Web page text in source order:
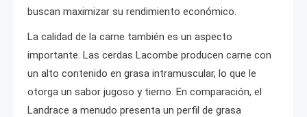
buscan maximizar su rendimiento económico.
La calidad de la carne también es un aspecto
importante. Las cerdas Lacombe producen carne con
un alto contenido en grasa intramuscular, lo que le
otorga un sabor jugoso y tierno. En comparación, el
Landrace a menudo presenta un perfil de grasa